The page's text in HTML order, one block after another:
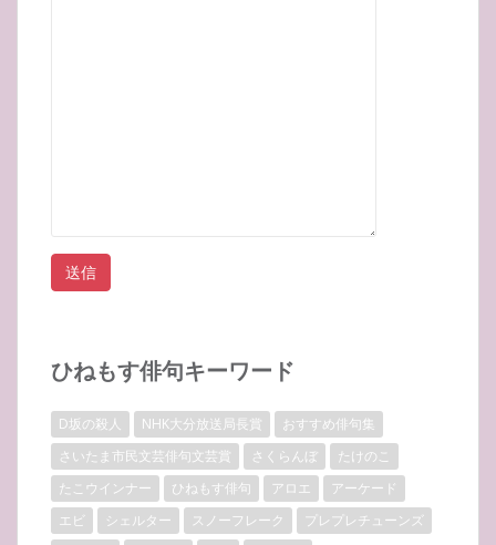
ひねもす俳句キーワード
D坂の殺人 NHK大分放送局長賞
おすすめ俳句集
さいたま市民文芸俳句文芸賞
さくらんぼ
たけのこ
たこウインナー
ひねもす俳句 アロエ
アーケード
エビ
シェルター スノーフレーク
プレプレチューンズ